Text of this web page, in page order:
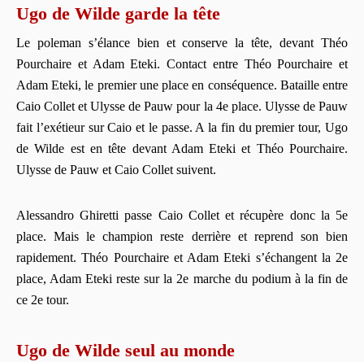
Ugo de Wilde garde la tête
Le poleman s’élance bien et conserve la tête, devant Théo
Pourchaire et Adam Eteki. Contact entre Théo Pourchaire et
Adam Eteki, le premier une place en conséquence. Bataille entre
Caio Collet et Ulysse de Pauw pour la 4e place. Ulysse de Pauw
fait l’exétieur sur Caio et le passe. A la fin du premier tour, Ugo
de Wilde est en tête devant Adam Eteki et Théo Pourchaire.
Ulysse de Pauw et Caio Collet suivent.
Alessandro Ghiretti passe Caio Collet et récupère donc la 5e
place. Mais le champion reste derrière et reprend son bien
rapidement. Théo Pourchaire et Adam Eteki s’échangent la 2e
place, Adam Eteki reste sur la 2e marche du podium à la fin de
ce 2e tour.
Ugo de Wilde seul au monde